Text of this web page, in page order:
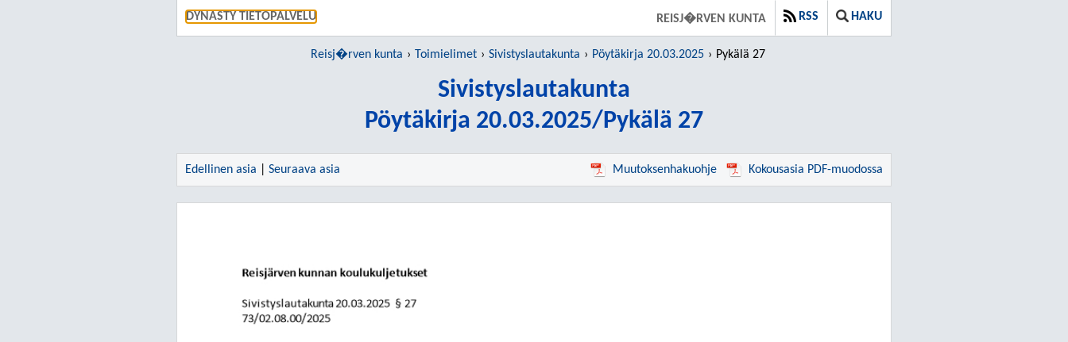
DYNASTY TIETOPALVELU REISJ�RVEN KUNTA RSS HAKU
Reisj�rven kunta Toimielimet Sivistyslautakunta Pöytäkirja 20.03.2025 Pykälä 27
Sivistyslautakunta
Pöytäkirja 20.03.2025/Pykälä 27
Edellinen asia Seuraava asia Muutoksenhakuohje Kokousasia PDF-muodossa